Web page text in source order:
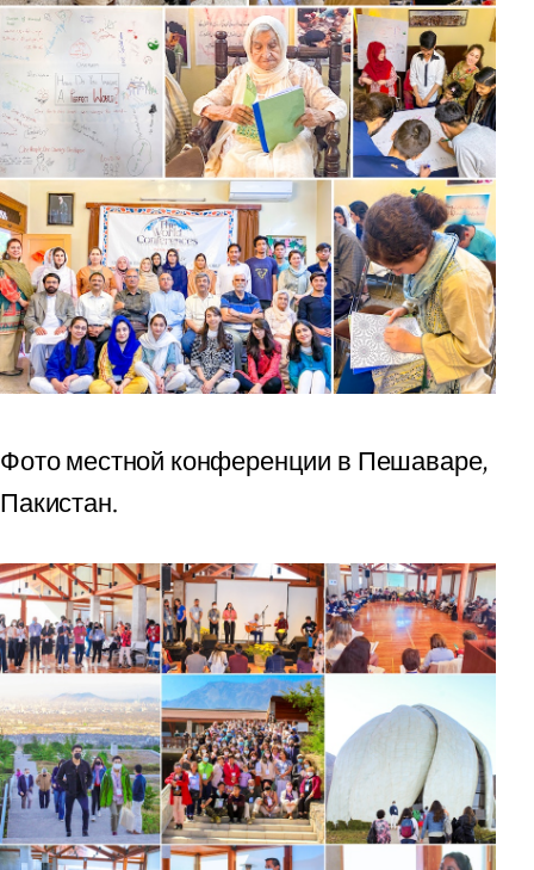
Фото местной конференции в Пешаваре,
Пакистан.